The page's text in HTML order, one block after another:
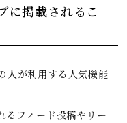
に掲載されるこ
が利用する人気機能
るフィード投稿やリー